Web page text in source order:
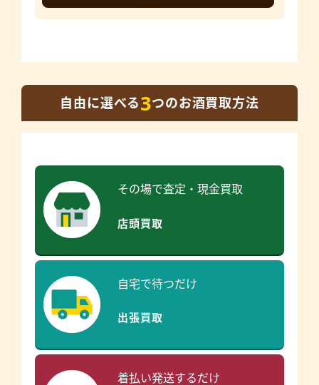
自由に選べる3つのお酒買取方法
その場で査定・現金買取
店頭買取
自宅で待つだけ
出張買取
着払い発送するだけ